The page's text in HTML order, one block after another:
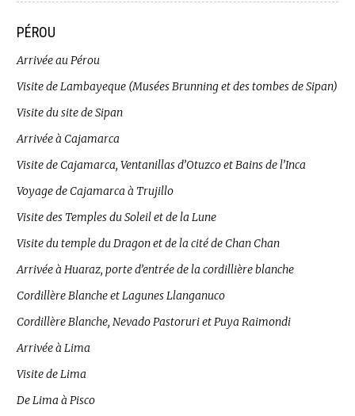
PÉROU
Arrivée au Pérou
Visite de Lambayeque (Musées Brunning et des tombes de Sipan)
Visite du site de Sipan
Arrivée à Cajamarca
Visite de Cajamarca, Ventanillas d’Otuzco et Bains de l’Inca
Voyage de Cajamarca à Trujillo
Visite des Temples du Soleil et de la Lune
Visite du temple du Dragon et de la cité de Chan Chan
Arrivée à Huaraz, porte d’entrée de la cordillière blanche
Cordillère Blanche et Lagunes Llanganuco
Cordillère Blanche, Nevado Pastoruri et Puya Raimondi
Arrivée à Lima
Visite de Lima
De Lima à Pisco